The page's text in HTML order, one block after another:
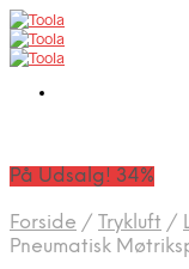
På Udsalg! 34%
Forside / Trykluft /
Pneumatisk